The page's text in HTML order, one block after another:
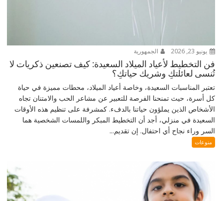
يونيو 23, 2026 الجمهورية
فن التخطيط لأعياد الميلاد السعيدة: كيف تصنعين ذكريات لا
تُنسى لعائلتكِ وشريك حياتكِ؟
تعتبر المناسبات السعيدة، وخاصة أعياد الميلاد، محطات مميزة في حياة
كل أسرة، حيث تمنحنا الفرصة للتعبير عن مشاعر الحب والامتنان تجاه
الأشخاص الذين يملؤون حياتنا بالدفء. كمشرفة على تنظيم هذه الأوقات
السعيدة في منزلي، أجد أن التخطيط المبكر واللمسات الشخصية هما
السر وراء نجاح أي احتفال. إن تقديم...
منوعات